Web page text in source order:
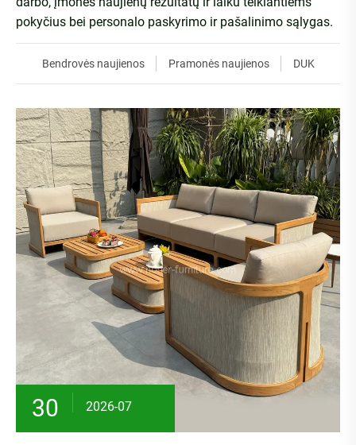
pokyčius bei personalo paskyrimo ir pašalinimo sąlygas.
Bendrovės naujienos Pramonės naujienos DUK
30 2026-07